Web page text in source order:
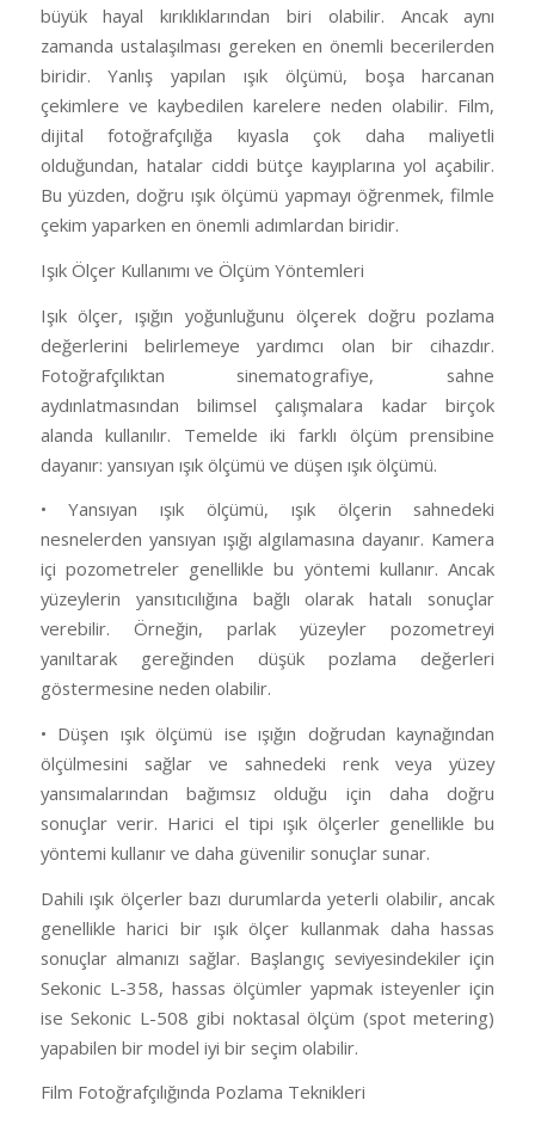
büyük hayal kırıklıklarından biri olabilir. Ancak aynı
zamanda ustalaşılması gereken en önemli becerilerden
biridir. Yanlış yapılan ışık ölçümü, boşa harcanan
çekimlere ve kaybedilen karelere neden olabilir. Film,
dijital fotoğrafçılığa kıyasla çok daha maliyetli
olduğundan, hatalar ciddi bütçe kayıplarına yol açabilir.
Bu yüzden, doğru ışık ölçümü yapmayı öğrenmek, filmle
çekim yaparken en önemli adımlardan biridir.
Işık Ölçer Kullanımı ve Ölçüm Yöntemleri
Işık ölçer, ışığın yoğunluğunu ölçerek doğru pozlama
değerlerini belirlemeye yardımcı olan bir cihazdır.
Fotoğrafçılıktan sinematografiye, sahne
aydınlatmasından bilimsel çalışmalara kadar birçok
alanda kullanılır. Temelde iki farklı ölçüm prensibine
dayanır: yansıyan ışık ölçümü ve düşen ışık ölçümü.
• Yansıyan ışık ölçümü, ışık ölçerin sahnedeki
nesnelerden yansıyan ışığı algılamasına dayanır. Kamera
içi pozometreler genellikle bu yöntemi kullanır. Ancak
yüzeylerin yansıtıcılığına bağlı olarak hatalı sonuçlar
verebilir. Örneğin, parlak yüzeyler pozometreyi
yanıltarak gereğinden düşük pozlama değerleri
göstermesine neden olabilir.
• Düşen ışık ölçümü ise ışığın doğrudan kaynağından
ölçülmesini sağlar ve sahnedeki renk veya yüzey
yansımalarından bağımsız olduğu için daha doğru
sonuçlar verir. Harici el tipi ışık ölçerler genellikle bu
yöntemi kullanır ve daha güvenilir sonuçlar sunar.
Dahili ışık ölçerler bazı durumlarda yeterli olabilir, ancak
genellikle harici bir ışık ölçer kullanmak daha hassas
sonuçlar almanızı sağlar. Başlangıç seviyesindekiler için
Sekonic L-358, hassas ölçümler yapmak isteyenler için
ise Sekonic L-508 gibi noktasal ölçüm (spot metering)
yapabilen bir model iyi bir seçim olabilir.
Film Fotoğrafçılığında Pozlama Teknikleri